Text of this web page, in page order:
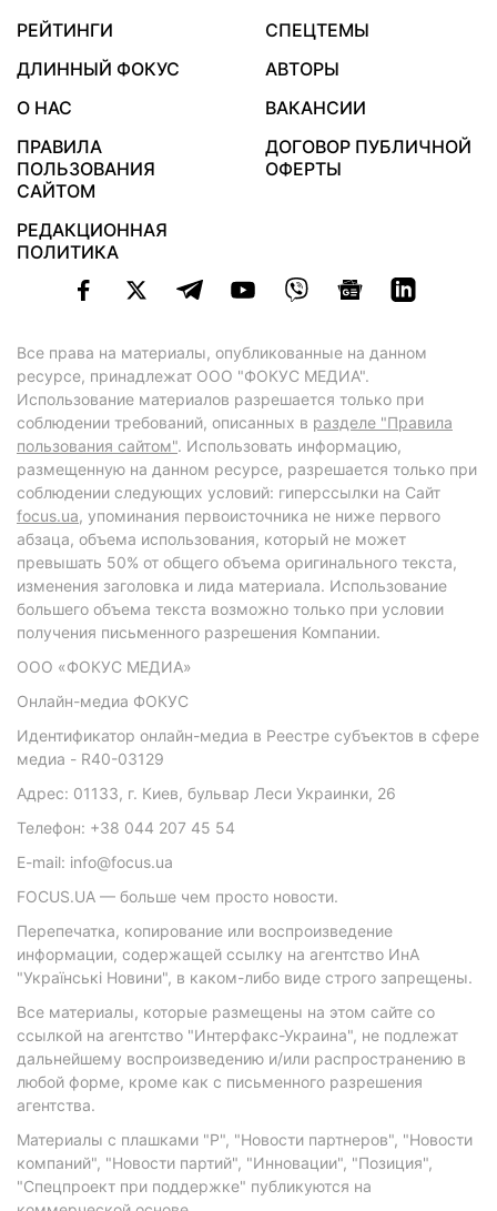
РЕЙТИНГИ
СПЕЦТЕМЫ
ДЛИННЫЙ ФОКУС
АВТОРЫ
О НАС
ВАКАНСИИ
ПРАВИЛА
ПОЛЬЗОВАНИЯ
САЙТОМ
ДОГОВОР ПУБЛИЧНОЙ
ОФЕРТЫ
РЕДАКЦИОННАЯ
ПОЛИТИКА
Все права на материалы, опубликованные на данном
ресурсе, принадлежат ООО "ФОКУС МЕДИА".
Использование материалов разрешается только при
соблюдении требований, описанных в разделе "Правила
пользования сайтом". Использовать информацию,
размещенную на данном ресурсе, разрешается только при
соблюдении следующих условий: гиперссылки на Сайт
focus.ua, упоминания первоисточника не ниже первого
абзаца, объема использования, который не может
превышать 50% от общего объема оригинального текста,
изменения заголовка и лида материала. Использование
большего объема текста возможно только при условии
получения письменного разрешения Компании.
ООО «ФОКУС МЕДИА»
Онлайн-медиа ФОКУС
Идентификатор онлайн-медиа в Реестре субъектов в сфере
медиа - R40-03129
Адрес: 01133, г. Киев, бульвар Леси Украинки, 26
Телефон: +38 044 207 45 54
E-mail: info@focus.ua
FOCUS.UA — больше чем просто новости.
Перепечатка, копирование или воспроизведение
информации, содержащей ссылку на агентство ИнА
"Українські Новини", в каком-либо виде строго запрещены.
Все материалы, которые размещены на этом сайте со
ссылкой на агентство "Интерфакс-Украина", не подлежат
дальнейшему воспроизведению и/или распространению в
любой форме, кроме как с письменного разрешения
агентства.
Материалы с плашками "Р", "Новости партнеров", "Новости
компаний", "Новости партий", "Инновации", "Позиция",
"Спецпроект при поддержке" публикуются на